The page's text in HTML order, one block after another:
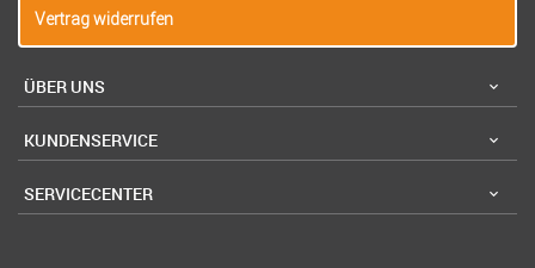
Vertrag widerrufen
ÜBER UNS
KUNDENSERVICE
SERVICECENTER